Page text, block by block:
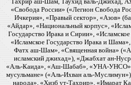
«Свобода России» («Легион Свобода
Ичкерия», «Правый сектор», «Азов»
«Айдар», «Национальный корпус»,
Государство Ирака и Сирии»,
«Исламское Государство Ирака и
Фатх аш-Шам», «Священная война»
исламский джихад»), «Джабхат ан-
«Аль-Каида», «Аш-Шабаб», «УНА-УНСО»,
мусульмане» («Аль-Ихван аль-
народа», «Хизб ут-Тахрир», «Имарат